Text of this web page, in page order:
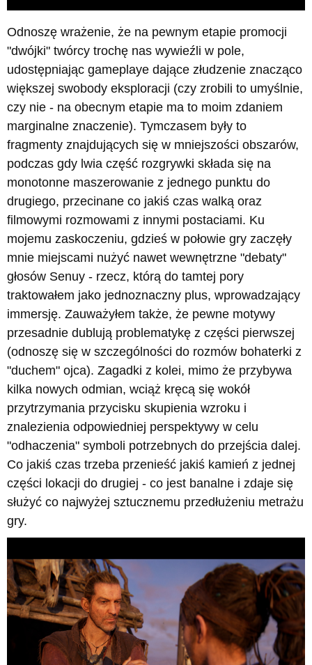
Odnoszę wrażenie, że na pewnym etapie promocji
"dwójki" twórcy trochę nas wywieźli w pole,
udostępniając gameplaye dające złudzenie znacząco
większej swobody eksploracji (czy zrobili to umyślnie,
czy nie - na obecnym etapie ma to moim zdaniem
marginalne znaczenie). Tymczasem były to
fragmenty znajdujących się w mniejszości obszarów,
podczas gdy lwia część rozgrywki składa się na
monotonne maszerowanie z jednego punktu do
drugiego, przecinane co jakiś czas walką oraz
filmowymi rozmowami z innymi postaciami. Ku
mojemu zaskoczeniu, gdzieś w połowie gry zaczęły
mnie miejscami nużyć nawet wewnętrzne "debaty"
głosów Senuy - rzecz, którą do tamtej pory
traktowałem jako jednoznaczny plus, wprowadzający
immersję. Zauważyłem także, że pewne motywy
przesadnie dublują problematykę z części pierwszej
(odnoszę się w szczególności do rozmów bohaterki z
"duchem" ojca). Zagadki z kolei, mimo że przybywa
kilka nowych odmian, wciąż kręcą się wokół
przytrzymania przycisku skupienia wzroku i
znalezienia odpowiedniej perspektywy w celu
"odhaczenia" symboli potrzebnych do przejścia dalej.
Co jakiś czas trzeba przenieść jakiś kamień z jednej
części lokacji do drugiej - co jest banalne i zdaje się
służyć co najwyżej sztucznemu przedłużeniu metrażu
gry.